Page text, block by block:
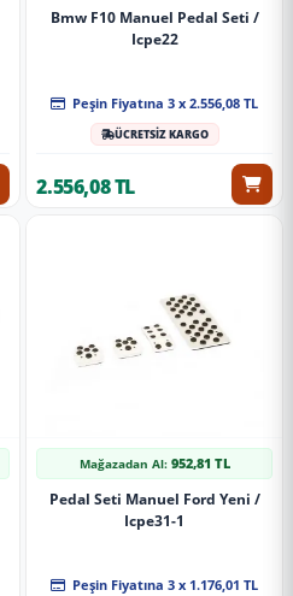
Bmw F10 Manuel Pedal Seti /
Icpe22
Peşin Fiyatına 3 x 2.556,08 TL
ÜCRETSİZ KARGO
2.556,08 TL
Mağazadan Al: 952,81 TL
Pedal Seti Manuel Ford Yeni /
Icpe31-1
Peşin Fiyatına 3 x 1.176,01 TL